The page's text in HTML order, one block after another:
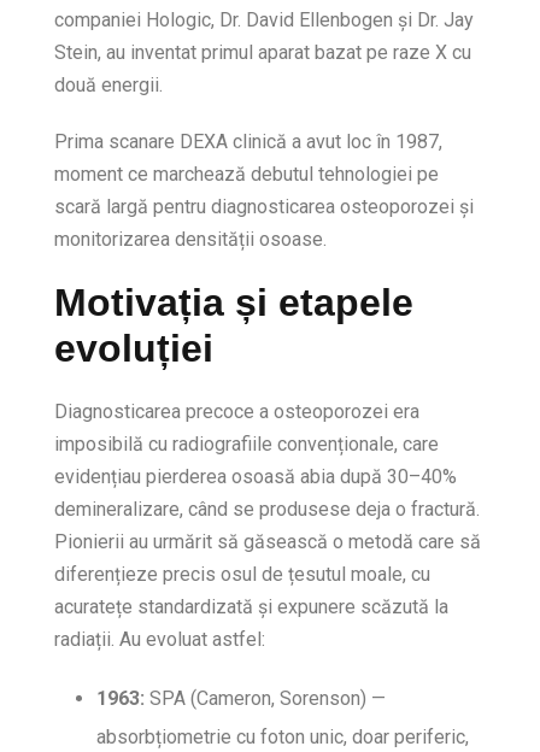
companiei Hologic, Dr. David Ellenbogen și Dr. Jay
Stein, au inventat primul aparat bazat pe raze X cu
două energii.
Prima scanare DEXA clinică a avut loc în 1987,
moment ce marchează debutul tehnologiei pe
scară largă pentru diagnosticarea osteoporozei și
monitorizarea densității osoase.
Motivația și etapele
evoluției
Diagnosticarea precoce a osteoporozei era
imposibilă cu radiografiile convenționale, care
evidențiau pierderea osoasă abia după 30–40%
demineralizare, când se produsese deja o fractură.
Pionierii au urmărit să găsească o metodă care să
diferențieze precis osul de țesutul moale, cu
acuratețe standardizată și expunere scăzută la
radiații. Au evoluat astfel:
1963: SPA (Cameron, Sorenson) —
absorbțiometrie cu foton unic, doar periferic,